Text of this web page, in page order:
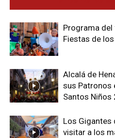
Programa del
Fiestas de
Alcalá de
sus Patronos
Santos Niños
Los Gigantes
visitar a los